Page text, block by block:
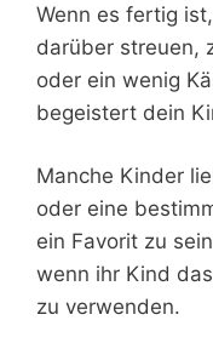
Wenn es fertig
darüber streuen,
oder ein wenig
begeistert dein
Manche Kinder
oder eine
ein Favorit zu
wenn ihr Kind
zu verwenden.